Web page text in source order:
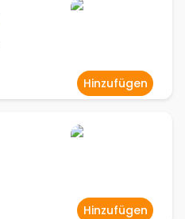
Hinzufügen
Hinzufügen